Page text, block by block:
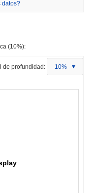
datos?
(10%):
de profundidad: 10%